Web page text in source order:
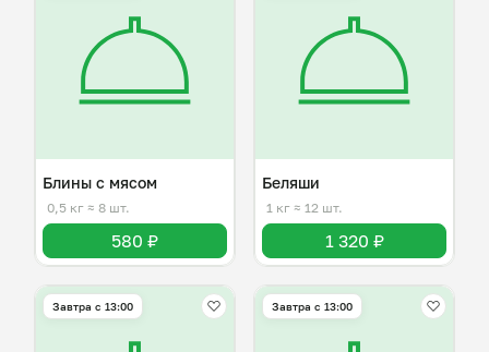
Блины с мясом
0,5 кг ≈ 8 шт.
580 ₽
Беляши
1 кг ≈ 12 шт.
1 320 ₽
Завтра c 13:00 Завтра c 13:00